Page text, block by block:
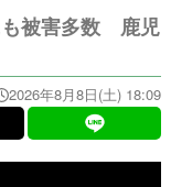
被害多数 鹿児
2026年8月8日(土) 18:09